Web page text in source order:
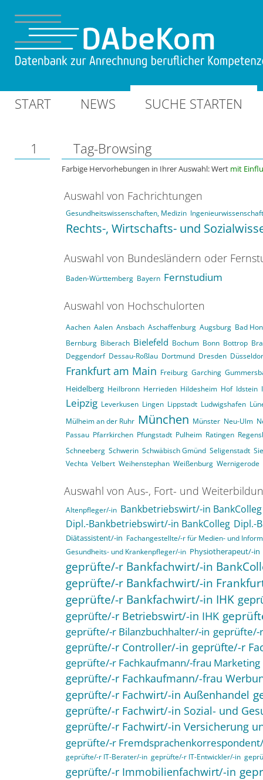
START NEWS SUCHE STARTEN
1 Tag-Browsing
Farbige Hervorhebungen in Ihrer Auswahl: Wert mit
Auswahl von Fachrichtungen
Gesundheitswissenschaften, Medizin
Rechts-, Wirtschafts- und
Auswahl von Bundesländern oder
Baden-Württemberg Bayern Fernstudium
Auswahl von Hochschulorten
Aachen Aalen Ansbach Aschaffenburg Augsburg Bad
Bernburg Biberach Bielefeld Bochum Bonn Bottrop
Deggendorf Dessau-Roßlau Dortmund Dresden
Frankfurt am Main Freiburg Garching
Heidelberg Heilbronn Herrieden Hildesheim Hof Idstein
Leipzig Leverkusen Lingen Lippstadt Ludwigshafen
Mülheim an der Ruhr München Münster Neu-Ulm
Passau Pfarrkirchen Pfungstadt Pulheim Ratingen
Schneeberg Schwerin Schwäbisch Gmünd Seligenstadt
Vechta Velbert Weihenstephan Weißenburg Wernigerode
Auswahl von Aus-, Fort- und
Altenpfleger/-in Bankbetriebswirt/-in BankColleg
Dipl.-Bankbetriebswirt/-in BankColleg Dipl.-
Diätassistent/-in Fachangestellte/-r für Medien- und
Gesundheits- und Krankenpfleger/-in Physiotherapeut/-in
geprüfte/-r Bankfachwirt/-in
geprüfte/-r Bankfachwirt/-in
geprüfte/-r Bankfachwirt/-in IHK
geprüfte/-r Betriebswirt/-in IHK
geprüfte/-r Bilanzbuchhalter/-in geprüfte/-
geprüfte/-r Controller/-in geprüfte/-r
geprüfte/-r Fachkaufmann/-frau Marketing
geprüfte/-r Fachkaufmann/-frau
geprüfte/-r Fachwirt/-in Außenhandel
geprüfte/-r Fachwirt/-in Sozial- und
geprüfte/-r Fachwirt/-in Versicherung
geprüfte/-r
geprüfte/-r IT-Berater/-in geprüfte/-r IT-Entwickler/-in
geprüfte/-r Immobilienfachwirt/-in